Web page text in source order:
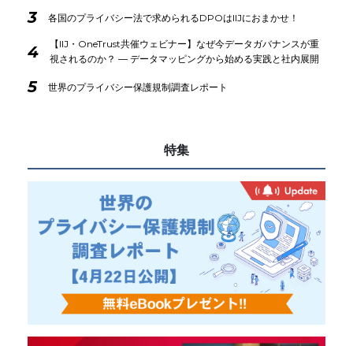
3 各国のプライバシー法で求められるDPOはIIJにおまかせ！
4
【IIJ・OneTrust共催ウェビナー】なぜ今データガバナンスが重
視されるのか？ ― データマッピングから始める実践と社内展開
5 世界のプライバシー保護規制調査レポート
特集